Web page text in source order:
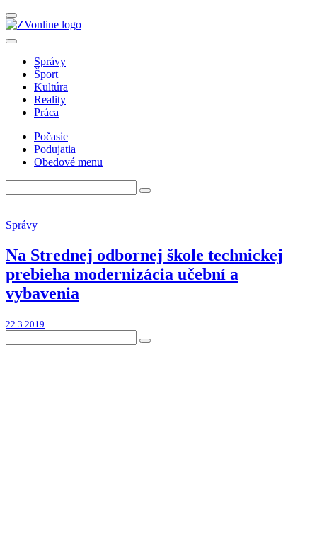
Správy
Šport
Kultúra
Reality
Práca
Počasie
Podujatia
Obedové menu
Správy
Na Strednej odbornej škole technickej
prebieha modernizácia učební a
vybavenia
22.3.2019